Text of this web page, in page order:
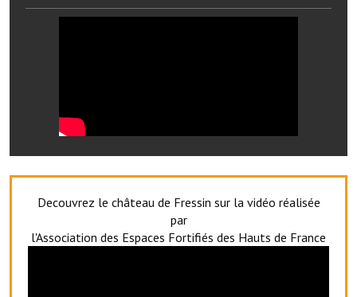
Services publics communaux
Urbanisme
Biens à louer
Decouvrez le château de Fressin sur la vidéo réalisée
par
l'Association des Espaces Fortifiés des Hauts de France